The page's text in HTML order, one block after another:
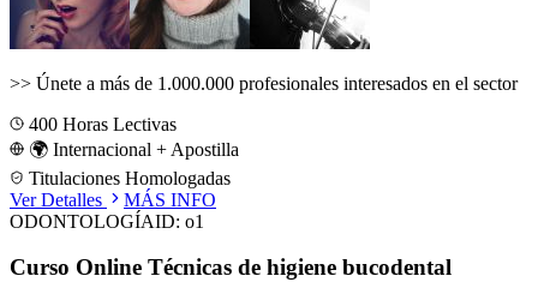
>> Únete a más de 1.000.000 profesionales interesados en el sector
400 Horas Lectivas
🌍 Internacional + Apostilla
Titulaciones Homologadas
Ver Detalles
MÁS INFO
ODONTOLOGÍAID: o1
Curso Online Técnicas de higiene bucodental